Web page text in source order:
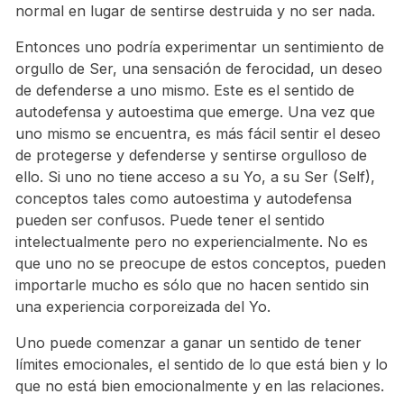
normal en lugar de sentirse destruida y no ser nada.
Entonces uno podría experimentar un sentimiento de
orgullo de Ser, una sensación de ferocidad, un deseo
de defenderse a uno mismo. Este es el sentido de
autodefensa y autoestima que emerge. Una vez que
uno mismo se encuentra, es más fácil sentir el deseo
de protegerse y defenderse y sentirse orgulloso de
ello. Si uno no tiene acceso a su Yo, a su Ser (Self),
conceptos tales como autoestima y autodefensa
pueden ser confusos. Puede tener el sentido
intelectualmente pero no experiencialmente. No es
que uno no se preocupe de estos conceptos, pueden
importarle mucho es sólo que no hacen sentido sin
una experiencia corporeizada del Yo.
Uno puede comenzar a ganar un sentido de tener
límites emocionales, el sentido de lo que está bien y lo
que no está bien emocionalmente y en las relaciones.